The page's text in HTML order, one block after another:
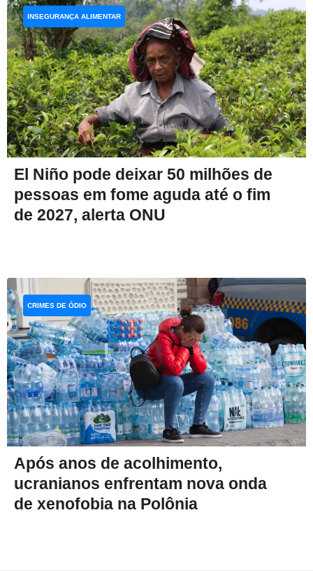
El Niño pode deixar 50 milhões de
pessoas em fome aguda até o fim
de 2027, alerta ONU
INSEGURANÇA ALIMENTAR
Após anos de acolhimento,
ucranianos enfrentam nova onda
de xenofobia na Polônia
CRIMES DE ÓDIO